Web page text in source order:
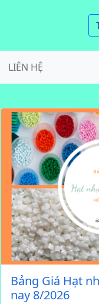
LIÊN HỆ
Bảng Giá Hạt
nay 8/2026